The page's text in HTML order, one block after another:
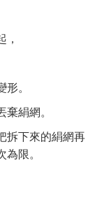
，
。
絹網。
拆下來的絹網再
限。